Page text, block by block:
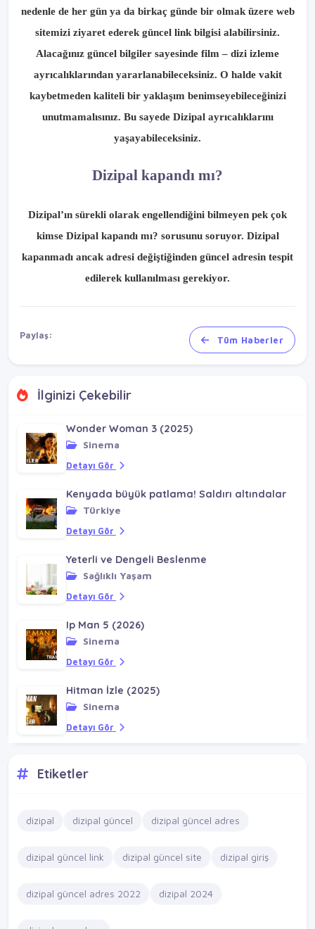
nedenle de her gün ya da birkaç günde bir olmak üzere web
sitemizi ziyaret ederek güncel link bilgisi alabilirsiniz.
Alacağınız güncel bilgiler sayesinde film – dizi izleme
ayrıcalıklarından yararlanabileceksiniz. O halde vakit
kaybetmeden kaliteli bir yaklaşım benimseyebileceğinizi
unutmamalısınız. Bu sayede Dizipal ayrıcalıklarını
yaşayabileceksiniz.
Dizipal kapandı mı?
Dizipal’ın sürekli olarak engellendiğini bilmeyen pek çok
kimse Dizipal kapandı mı? sorusunu soruyor. Dizipal
kapanmadı ancak adresi değiştiğinden güncel adresin tespit
edilerek kullanılması gerekiyor.
Paylaş: Tüm Haberler
İlginizi Çekebilir
Wonder Woman 3 (2025)
Sinema
Detayı Gör
Kenyada büyük patlama! Saldırı altındalar
Türkiye
Detayı Gör
Yeterli ve Dengeli Beslenme
Sağlıklı Yaşam
Detayı Gör
Ip Man 5 (2026)
Sinema
Detayı Gör
Hitman İzle (2025)
Sinema
Detayı Gör
Etiketler
dizipal dizipal güncel dizipal güncel adres
dizipal güncel link dizipal güncel site dizipal giriş
dizipal güncel adres 2022 dizipal 2024